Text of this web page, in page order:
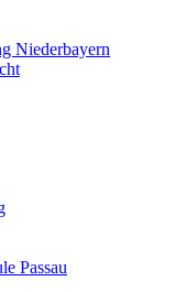
Niederbayern
Passau